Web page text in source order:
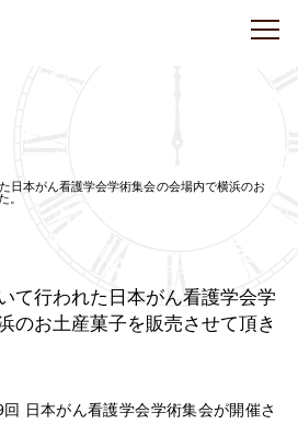
日本がん看護学会学術集会の会場内で横浜のお
。
て行われた日本がん看護学会学
のお土産菓子を販売させて頂き
回 日本がん看護学会学術集会が開催さ